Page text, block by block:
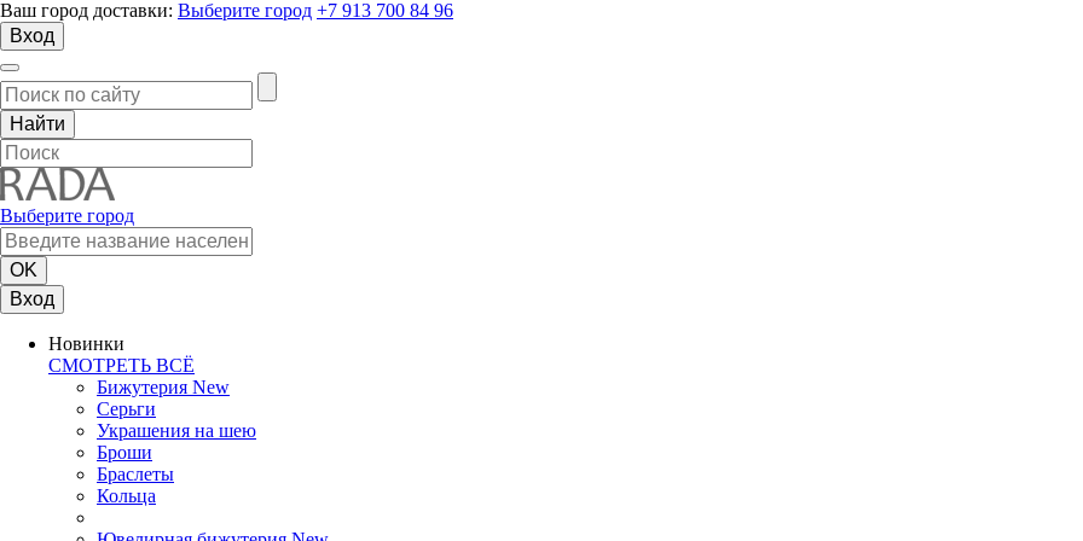
Ваш город доставки: Выберите город +7 913 700 84 96
Вход
Выберите город
Вход
Новинки
СМОТРЕТЬ ВСЁ
Бижутерия New
Серьги
Украшения на шею
Броши
Браслеты
Кольца